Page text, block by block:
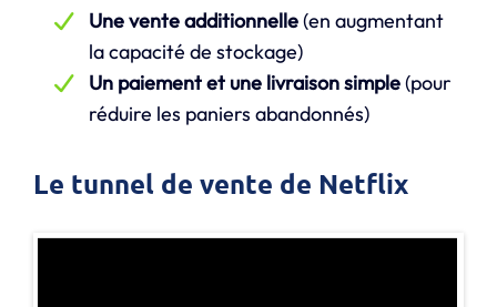
Une vente additionnelle(en augmentant
la capacité de stockage)
Un paiement et une livraison simple(pour
réduire les paniers abandonnés)
Le tunnel de vente de Netflix